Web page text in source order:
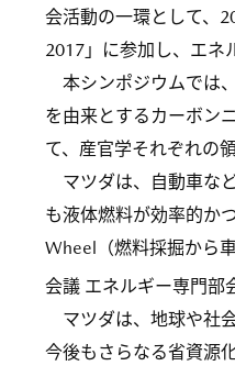
会活動の一環として、
2017」に参加し、エネ
本シンポジウムでは
を由来とするカーボン
て、産官学それぞれの
マツダは、自動車な
も液体燃料が効率的か
Wheel（燃料採掘から
会議 エネルギー専門部
マツダは、地球や社
今後もさらなる省資源